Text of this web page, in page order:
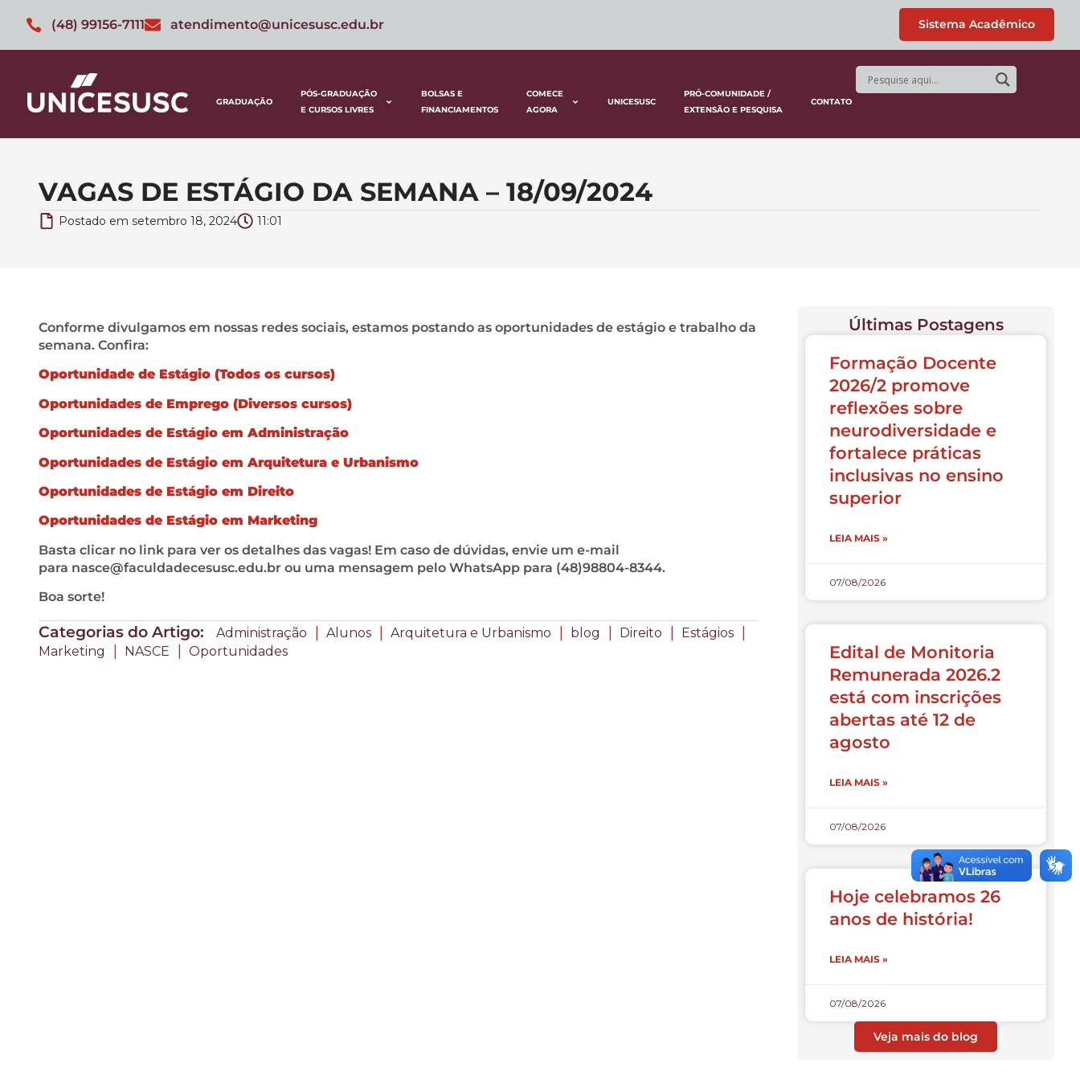
(48) 99156-7111 atendimento@unicesusc.edu.br Sistema Acadêmico
GRADUAÇÃO
PÓS-GRADUAÇÃO
E CURSOS LIVRES
BOLSAS E
FINANCIAMENTOS
COMECE
AGORA
UNICESUSC
PRÓ-COMUNIDADE /
EXTENSÃO E PESQUISA
CONTATO
VAGAS DE ESTÁGIO DA SEMANA – 18/09/2024
Postado em setembro 18, 2024 11:01
Conforme divulgamos em nossas redes sociais, estamos postando as oportunidades de estágio e trabalho da
semana. Confira:
Oportunidade de Estágio (Todos os cursos)
Oportunidades de Emprego (Diversos cursos)
Oportunidades de Estágio em Administração
Oportunidades de Estágio em Arquitetura e Urbanismo
Oportunidades de Estágio em Direito
Oportunidades de Estágio em Marketing
Basta clicar no link para ver os detalhes das vagas! Em caso de dúvidas, envie um e-mail
para nasce@faculdadecesusc.edu.br ou uma mensagem pelo WhatsApp para (48)98804-8344.
Boa sorte!
Categorias do Artigo: Administração | Alunos | Arquitetura e Urbanismo | blog | Direito | Estágios |
Marketing | NASCE | Oportunidades
Últimas Postagens
Formação Docente
2026/2 promove
reflexões sobre
neurodiversidade e
fortalece práticas
inclusivas no ensino
superior
LEIA MAIS »
07/08/2026
Edital de Monitoria
Remunerada 2026.2
está com inscrições
abertas até 12 de
agosto
LEIA MAIS »
07/08/2026
Hoje celebramos 26
anos de história!
LEIA MAIS »
07/08/2026
Veja mais do blog